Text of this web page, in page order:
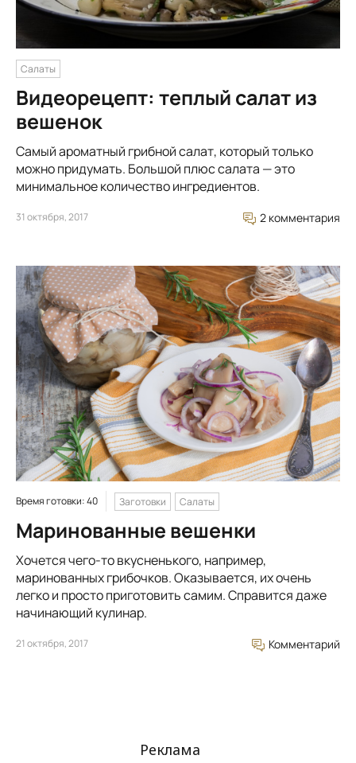
Салаты
Видеорецепт: теплый салат из
вешенок
Самый ароматный грибной салат, который только
можно придумать. Большой плюс салата — это
минимальное количество ингредиентов.
31 октября, 2017 2 комментария
Время готовки: 40 Заготовки Салаты
Маринованные вешенки
Хочется чего-то вкусненького, например,
маринованных грибочков. Оказывается, их очень
легко и просто приготовить самим. Справится даже
начинающий кулинар.
21 октября, 2017 Комментарий
Реклама